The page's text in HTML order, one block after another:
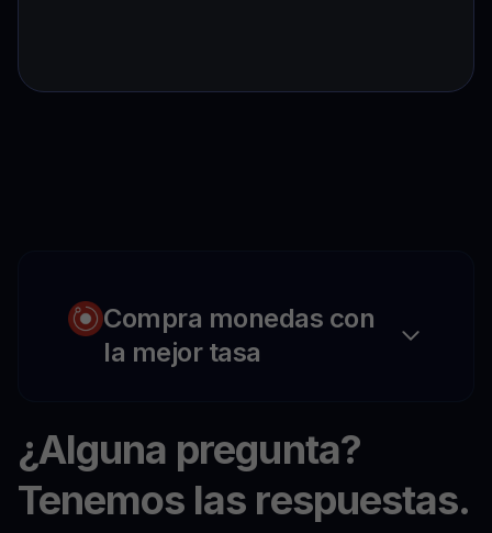
Compra monedas con
la mejor tasa
¿Alguna pregunta?
Tenemos las respuestas.